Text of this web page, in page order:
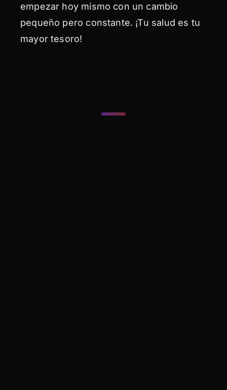
empezar hoy mismo con un cambio
pequeño pero constante. ¡Tu salud es tu
mayor tesoro!